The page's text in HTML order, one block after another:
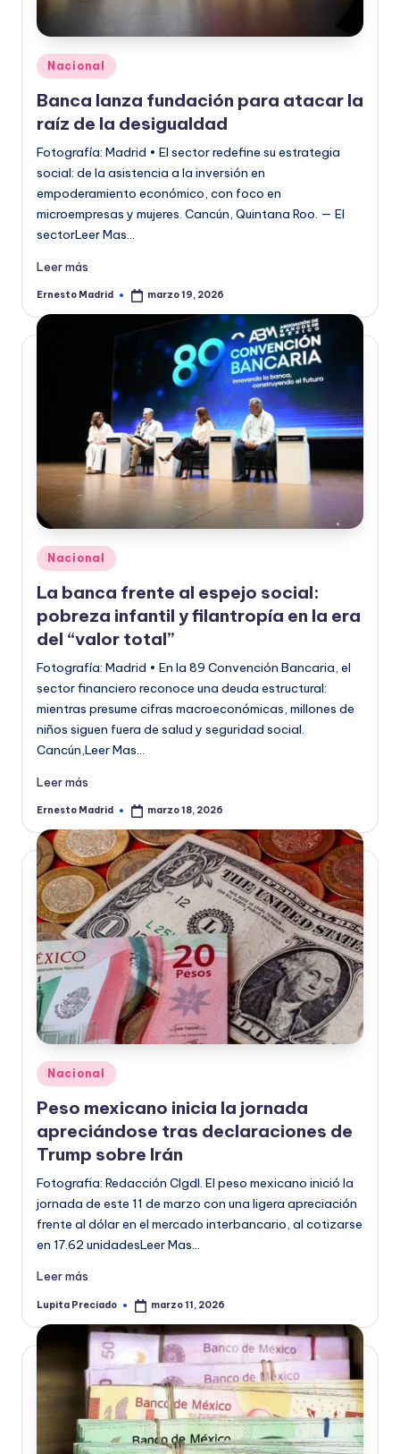
Publicado
en
Nacional
Banca lanza fundación para atacar la
raíz de la desigualdad
Fotografía: Madrid • El sector redefine su estrategia
social: de la asistencia a la inversión en
empoderamiento económico, con foco en
microempresas y mujeres. Cancún, Quintana Roo. — El
sectorLeer Mas…
Leer más
Publicado
Ernesto Madrid marzo 19, 2026
Publicado
en
Nacional
La banca frente al espejo social:
pobreza infantil y filantropía en la era
del “valor total”
Fotografía: Madrid • En la 89 Convención Bancaria, el
sector financiero reconoce una deuda estructural:
mientras presume cifras macroeconómicas, millones de
niños siguen fuera de salud y seguridad social.
Cancún,Leer Mas…
Leer más
Publicado
Ernesto Madrid marzo 18, 2026
Publicado
en
Nacional
Peso mexicano inicia la jornada
apreciándose tras declaraciones de
Trump sobre Irán
Fotografia: Redacción CIgdl. El peso mexicano inició la
jornada de este 11 de marzo con una ligera apreciación
frente al dólar en el mercado interbancario, al cotizarse
en 17.62 unidadesLeer Mas…
Leer más
Publicado
Lupita Preciado marzo 11, 2026